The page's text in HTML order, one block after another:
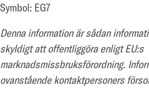
Symbol: EG7
Denna information är sådan
skyldigt att offentliggöra enligt EU:s
marknadsmissbruksförordning.
ovanstående kontaktpersoners